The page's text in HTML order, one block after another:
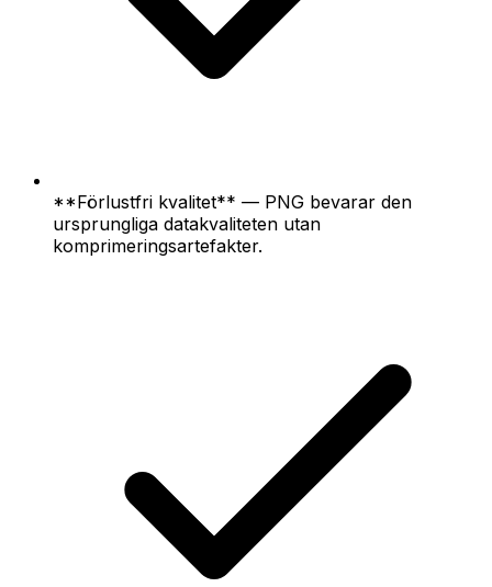
**Förlustfri kvalitet** — PNG bevarar den
ursprungliga datakvaliteten utan
komprimeringsartefakter.